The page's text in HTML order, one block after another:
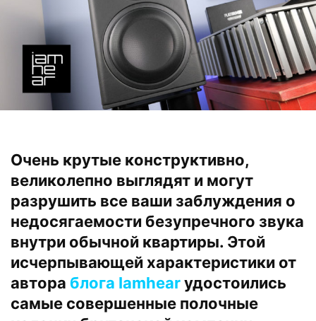
Очень крутые конструктивно,
великолепно выглядят и могут
разрушить все ваши заблуждения о
недосягаемости безупречного звука
внутри обычной квартиры. Этой
исчерпывающей характеристики от
автора блога Iamhearудостоились
самые совершенные полочные